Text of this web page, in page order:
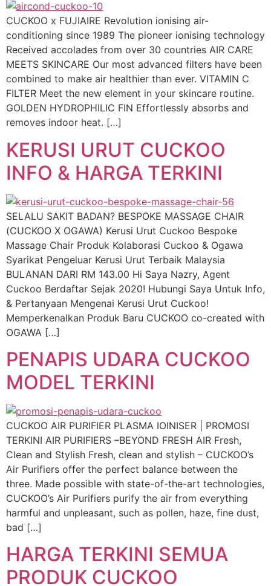
CUCKOO x FUJIAIRE Revolution ionising air-
conditioning since 1989 The pioneer ionising technology
Received accolades from over 30 countries AIR CARE
MEETS SKINCARE Our most advanced filters have been
combined to make air healthier than ever. VITAMIN C
FILTER Meet the new element in your skincare routine.
GOLDEN HYDROPHILIC FIN Effortlessly absorbs and
removes indoor heat. […]
KERUSI URUT CUCKOO
INFO & HARGA TERKINI
SELALU SAKIT BADAN? BESPOKE MASSAGE CHAIR
(CUCKOO X OGAWA) Kerusi Urut Cuckoo Bespoke
Massage Chair Produk Kolaborasi Cuckoo & Ogawa
Syarikat Pengeluar Kerusi Urut Terbaik Malaysia
BULANAN DARI RM 143.00 Hi Saya Nazry, Agent
Cuckoo Berdaftar Sejak 2020! Hubungi Saya Untuk Info,
& Pertanyaan Mengenai Kerusi Urut Cuckoo!
Memperkenalkan Produk Baru CUCKOO co-created with
OGAWA […]
PENAPIS UDARA CUCKOO
MODEL TERKINI
CUCKOO AIR PURIFIER PLASMA IOINISER | PROMOSI
TERKINI AIR PURIFIERS –BEYOND FRESH AIR Fresh,
Clean and Stylish Fresh, clean and stylish – CUCKOO’s
Air Purifiers offer the perfect balance between the
three. Made possible with state-of-the-art technologies,
CUCKOO’s Air Purifiers purify the air from everything
harmful and unpleasant, such as pollen, haze, fine dust,
bad […]
HARGA TERKINI SEMUA
PRODUK CUCKOO